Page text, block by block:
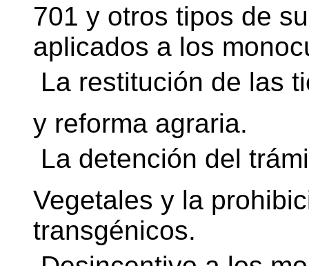
701 y otros tipos de
aplicados a los
 La restitución de
y reforma agraria.
 La detención del
Vegetales y la
transgénicos.